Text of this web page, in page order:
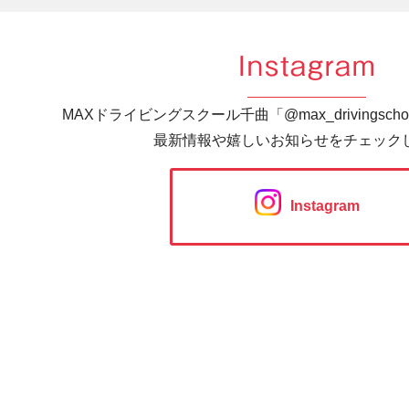
Instagram
MAXドライビングスクール千曲「
最新情報や嬉しいお知らせをチェック
Instagram